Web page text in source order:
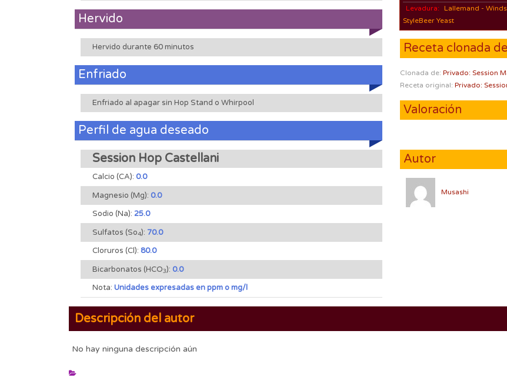
Hervido
Hervido durante 60 minutos
Enfriado
Enfriado al apagar sin Hop Stand o Whirpool
Perfil de agua deseado
Session Hop Castellani
Calcio (CA): 0.0
Magnesio (Mg): 0.0
Sodio (Na): 25.0
Sulfatos (So4): 70.0
Cloruros (Cl): 80.0
Bicarbonatos (HCO3): 0.0
Nota: Unidades expresadas en ppm o mg/l
Levadura: Lallemand -
StyleBeer Yeast
Receta clonada
Clonada de:Privado: Session
Receta original:Privado:
Valoración
Autor
Musashi
Descripción del autor
No hay ninguna descripción aún